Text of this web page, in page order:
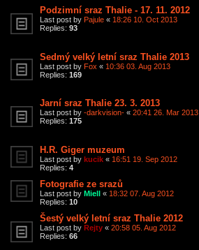
Podzimní sraz Thalie - 17. 11. 2012
Last post by Pajule « 18:26 10. Oct 2013
Replies: 93
Sedmý velký letní sraz Thalie 2013
Last post by Fox « 10:36 03. Aug 2013
Replies: 169
Jarní sraz Thalie 23. 3. 2013
Last post by -darkvision- « 20:41 26. Mar 2013
Replies: 175
H.R. Giger muzeum
Last post by kucik « 16:51 19. Sep 2012
Replies: 4
Fotografie ze srazů
Last post by Miell « 18:32 07. Aug 2012
Replies: 10
Šestý velký letní sraz Thalie 2012
Last post by Rejty « 20:58 05. Aug 2012
Replies: 66